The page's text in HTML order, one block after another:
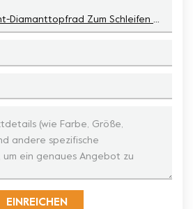
T-Förmiges Segment-Diamanttopfrad Zum Schleifen Von Betonkanten
EINREICHEN